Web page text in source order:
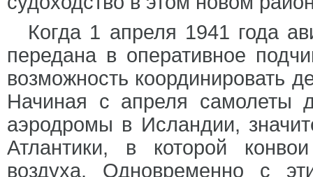
Когда 1 апреля 1941 года
передана в оперативное
возможность координировать
Начиная с апреля самолеты
аэродромы в Исландии,
Атлантики, в которой
воздуха. Одновременно с